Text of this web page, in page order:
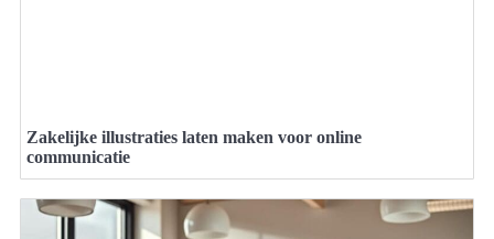
Zakelijke illustraties laten maken voor online
communicatie